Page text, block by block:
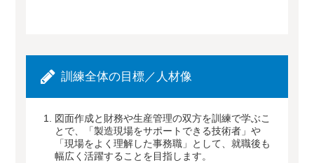
訓練全体の目標／人材像
図面作成と財務や生産管理の双方を訓練で学ぶこ
とで、「製造現場をサポートできる技術者」や
「現場をよく理解した事務職」として、就職後も
幅広く活躍することを目指します。